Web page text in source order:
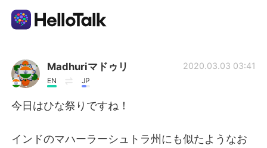
Ứng dụng trao đổi ngôn ngữ
AI Grammar Checker
Madhuriマドゥリ
EN JP
2020.03.03 03:41
今日はひな祭りですね！
インドのマハーラーシュトラ州にも似たようなお